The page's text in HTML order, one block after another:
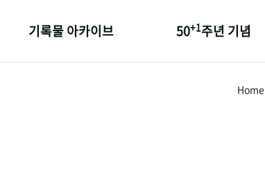
기록물 아카이브 50+1주년 기념
Home